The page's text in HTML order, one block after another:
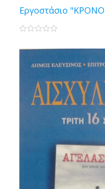
Εργοστάσιο
0 stars